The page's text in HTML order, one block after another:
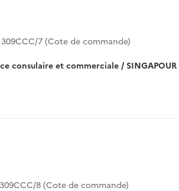
309CCC/7 (Cote de commande)
consulaire et commerciale / SINGAPOUR
309CCC/8 (Cote de commande)